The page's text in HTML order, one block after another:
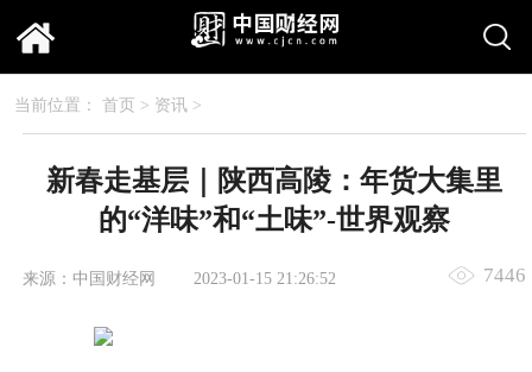
当前位置： 首页 > 资讯>
新春走基层｜陕西高陵：年货大集里
的“洋味”和“土味”-世界观察
来源：中国财经网 2023-01-15 21:26:52 7446